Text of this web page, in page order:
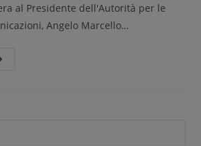
al Presidente dell'Autorità per le
Angelo Marcello…